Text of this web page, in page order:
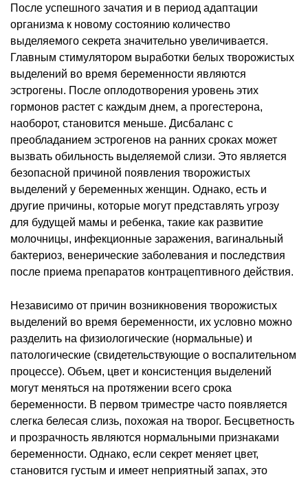
После успешного зачатия и в период адаптации
организма к новому состоянию количество
выделяемого секрета значительно увеличивается.
Главным стимулятором выработки белых творожистых
выделений во время беременности являются
эстрогены. После оплодотворения уровень этих
гормонов растет с каждым днем, а прогестерона,
наоборот, становится меньше. Дисбаланс с
преобладанием эстрогенов на ранних сроках может
вызвать обильность выделяемой слизи. Это является
безопасной причиной появления творожистых
выделений у беременных женщин. Однако, есть и
другие причины, которые могут представлять угрозу
для будущей мамы и ребенка, такие как развитие
молочницы, инфекционные заражения, вагинальный
бактериоз, венерические заболевания и последствия
после приема препаратов контрацептивного действия.
Независимо от причин возникновения творожистых
выделений во время беременности, их условно можно
разделить на физиологические (нормальные) и
патологические (свидетельствующие о воспалительном
процессе). Объем, цвет и консистенция выделений
могут меняться на протяжении всего срока
беременности. В первом триместре часто появляется
слегка белесая слизь, похожая на творог. Бесцветность
и прозрачность являются нормальными признаками
беременности. Однако, если секрет меняет цвет,
становится густым и имеет неприятный запах, это